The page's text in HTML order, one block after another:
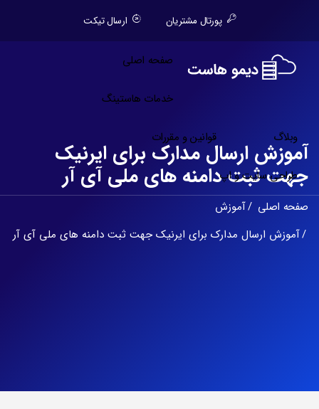
پورتال مشتریان ارسال تیکت
صفحه اصلی
خدمات هاستینگ
وبلاگ قوانین و مقررات
طراحی سایت و اپ
آموزش ارسال مدارک برای ایرنیک
جهت ثبت دامنه های ملی آی آر
صفحه اصلی
آموزش
آموزش ارسال مدارک برای ایرنیک جهت ثبت دامنه های ملی آی آر